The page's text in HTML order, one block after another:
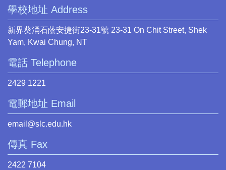
學校地址 Address
新界葵涌石蔭安捷街23-31號 23-31 On Chit Street, Shek
Yam, Kwai Chung, NT
電話 Telephone
2429 1221
電郵地址 Email
email@slc.edu.hk
傳真 Fax
2422 7104